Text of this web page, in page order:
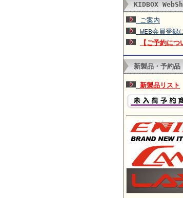
KIDBOX
ご案内
WEB会員登録
【ご予約につ
新製品・予約品
新製品リスト